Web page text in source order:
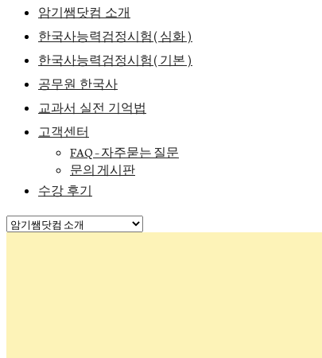
암기쌤닷컴 소개
한국사능력검정시험(심화)
한국사능력검정시험(기본)
공무원 한국사
교과서 실전 기억법
고객센터
FAQ – 자주묻는 질문
문의 게시판
수강 후기